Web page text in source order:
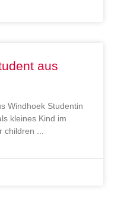
aus
Windhoek Studentin
kleines Kind im
children